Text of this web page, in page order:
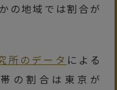
の地域では割合が
所のデータ による
の割合は東京が